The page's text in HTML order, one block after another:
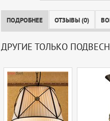
ПОДРОБНЕЕ ОТЗЫВЫ (0)
ДРУГИЕ ТОЛЬКО